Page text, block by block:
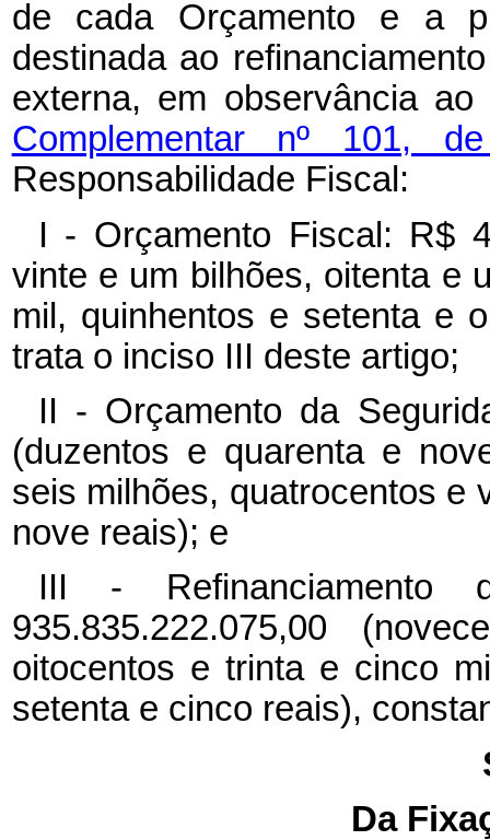
de cada Orçamento e a
destinada ao
externa, em observância
Complementar nº
Responsabilidade Fiscal:
I - Orçamento Fiscal: R$
vinte e um bilhões, oitenta e
mil, quinhentos e setenta e
trata o inciso III deste artigo;
II - Orçamento da
(duzentos e quarenta e
seis milhões, quatrocentos e
nove reais); e
III - Refinanciamento
935.835.222.075,00
oitocentos e trinta e cinco
setenta e cinco reais),
Da